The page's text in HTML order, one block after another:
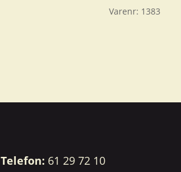
Varenr: 1383
Telefon: 61 29 72 10